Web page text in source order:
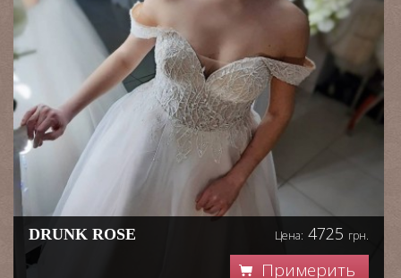
DRUNK ROSE Цена: 4725 грн.
Примерить